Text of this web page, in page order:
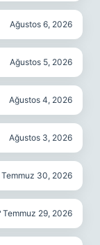
Ağustos 6, 2026
Ağustos 5, 2026
Ağustos 4, 2026
Ağustos 3, 2026
Temmuz 30, 2026
Temmuz 29, 2026